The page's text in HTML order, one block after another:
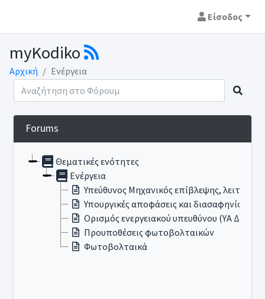
Είσοδος
myKodiko
Αρχική Ενέργεια
Forums
Θεματικές ενότητες
Ενέργεια
Υπεύθυνος Μηχανικός επίβλεψης,
Υπουργικές αποφάσεις και διασαφηνίσεις
Ορισμός ενεργειακού υπευθύνου (ΥΑ Δ6/Β/
Προυποθέσεις φωτοβολταικών
Φωτοβολταικά